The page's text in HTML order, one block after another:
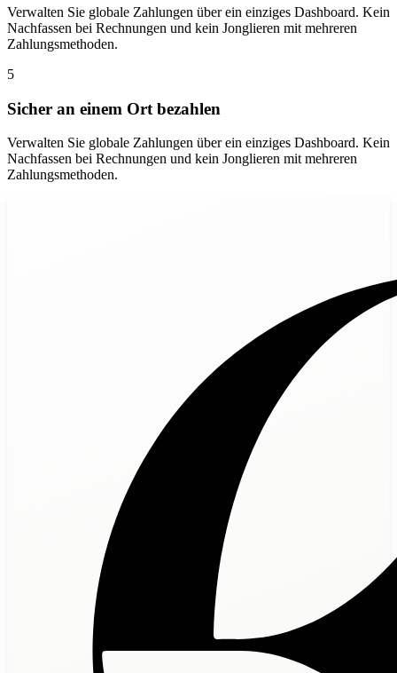
Verwalten Sie globale Zahlungen über ein einziges Dashboard. Kein
Nachfassen bei Rechnungen und kein Jonglieren mit mehreren
Zahlungsmethoden.
5
Sicher an einem Ort bezahlen
Verwalten Sie globale Zahlungen über ein einziges Dashboard. Kein
Nachfassen bei Rechnungen und kein Jonglieren mit mehreren
Zahlungsmethoden.